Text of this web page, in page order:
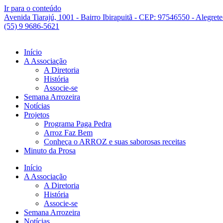
Ir para o conteúdo
Avenida Tiarajú, 1001 - Bairro Ibirapuitã - CEP: 97546550 -
(55) 9 9686-5621
Início
A Associação
A Diretoria
História
Associe-se
Semana Arrozeira
Notícias
Projetos
Programa Paga Pedra
Arroz Faz Bem
Conheça o ARROZ e suas saborosas receitas
Minuto da Prosa
Início
A Associação
A Diretoria
História
Associe-se
Semana Arrozeira
Notícias